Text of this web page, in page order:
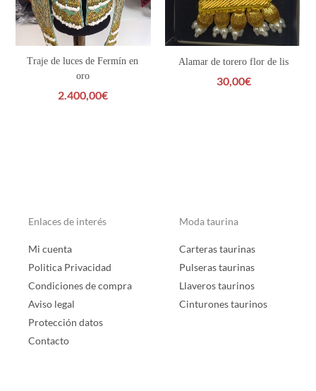
Traje de luces de Fermín en
oro
2.400,00€
Alamar de torero flor de lis
30,00€
Enlaces de interés
Mi cuenta
Politica Privacidad
Condiciones de compra
Aviso legal
Protección datos
Contacto
Moda taurina
Carteras taurinas
Pulseras taurinas
Llaveros taurinos
Cinturones taurinos